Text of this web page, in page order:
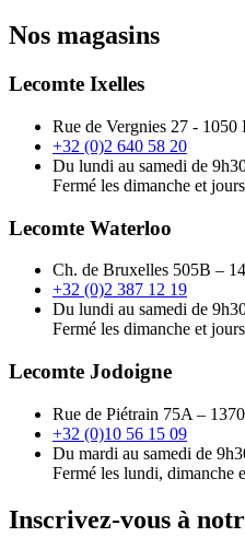
Nos magasins
Lecomte Ixelles
Rue de Vergnies 27 - 1050
+32 (0)2 640 58 20
Du lundi au samedi de
Fermé les dimanche et
Lecomte Waterloo
Ch. de Bruxelles 505B –
+32 (0)2 387 12 19
Du lundi au samedi de
Fermé les dimanche et
Lecomte Jodoigne
Rue de Piétrain 75A –
+32 (0)10 56 15 09
Du mardi au samedi de
Fermé les lundi, dimanche
Inscrivez-vous à